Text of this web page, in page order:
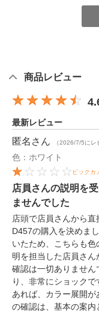
商品レビュー
最新レビュー
匿名 さん （2026/7/5にレ
色：ホワイト
ビックカ
店員さんの説明を
ませんでした
店頭で店員さんから
D457の購入を決めま
いたため、こちらも
明を担当した店員さ
確認は一切ありませ
り、非常にショック
あれば、カラー展開
の確認は、基本の案